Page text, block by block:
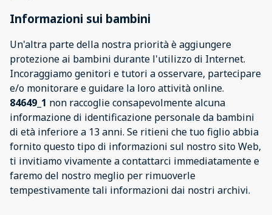
Informazioni sui bambini
Un'altra parte della nostra priorità è aggiungere
protezione ai bambini durante l'utilizzo di Internet.
Incoraggiamo genitori e tutori a osservare, partecipare
e/o monitorare e guidare la loro attività online.
84649_1 non raccoglie consapevolmente alcuna
informazione di identificazione personale da bambini
di età inferiore a 13 anni. Se ritieni che tuo figlio abbia
fornito questo tipo di informazioni sul nostro sito Web,
ti invitiamo vivamente a contattarci immediatamente e
faremo del nostro meglio per rimuoverle
tempestivamente tali informazioni dai nostri archivi.